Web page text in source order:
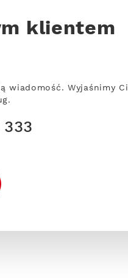
klientem
wiadomość. Wyjaśnimy Ci